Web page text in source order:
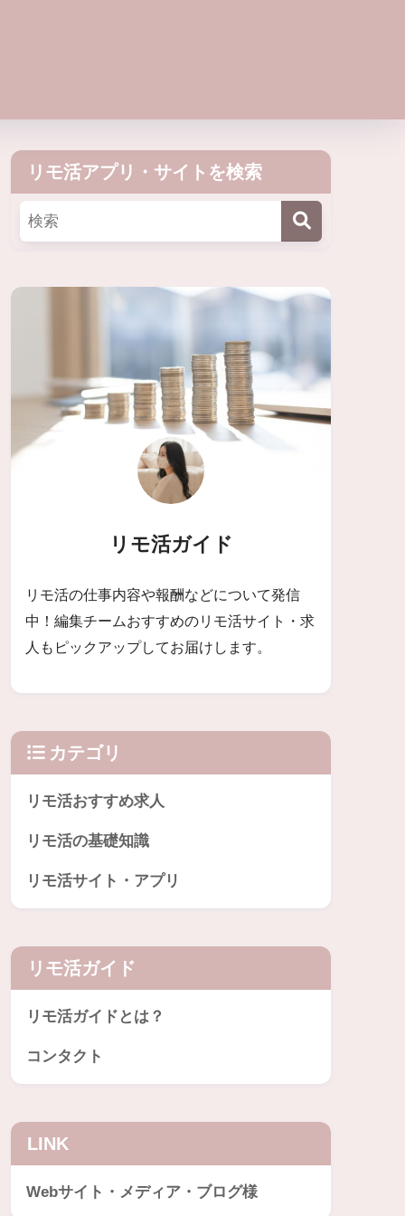
リモ活アプリ・サイトを検索
リモ活ガイド
リモ活の仕事内容や報酬などについて発信
中！編集チームおすすめのリモ活サイト・求
人もピックアップしてお届けします。
カテゴリ
リモ活おすすめ求人
リモ活の基礎知識
リモ活サイト・アプリ
リモ活ガイド
リモ活ガイドとは？
コンタクト
LINK
Webサイト・メディア・ブログ様